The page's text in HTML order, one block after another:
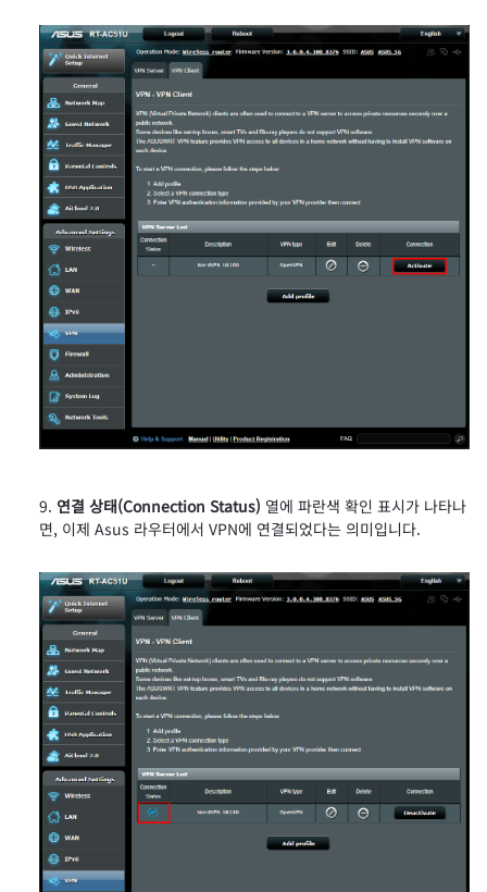
연결 상태(Connection Status) 열에 파란색 확인 표시가 나타나
면, 이제 Asus 라우터에서 VPN에 연결되었다는 의미입니다.